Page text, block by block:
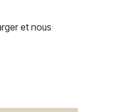
et nous